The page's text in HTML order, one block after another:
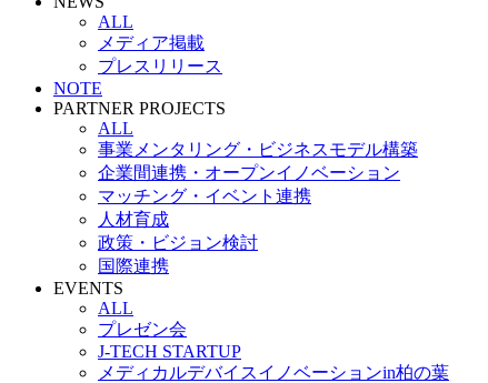
ALL
メディア掲載
プレスリリース
NOTE
PARTNER PROJECTS
ALL
事業メンタリング・ビジネスモデル構築
企業間連携・オープンイノベーション
マッチング・イベント連携
人材育成
政策・ビジョン検討
国際連携
EVENTS
ALL
プレゼン会
J-TECH STARTUP
メディカルデバイスイノベーションin柏の葉